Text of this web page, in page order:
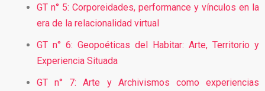
GT n° 5: Corporeidades, performance y vínculos en la
era de la relacionalidad virtual
GT n° 6: Geopoéticas del Habitar: Arte, Territorio y
Experiencia Situada
GT n° 7: Arte y Archivismos como experiencias